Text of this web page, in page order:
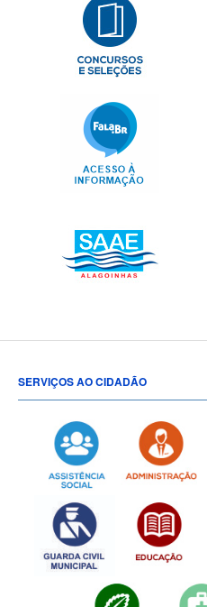
SERVIÇOS AO CIDADÃO